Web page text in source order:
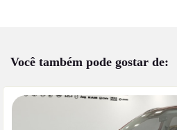
Você também pode gostar de: